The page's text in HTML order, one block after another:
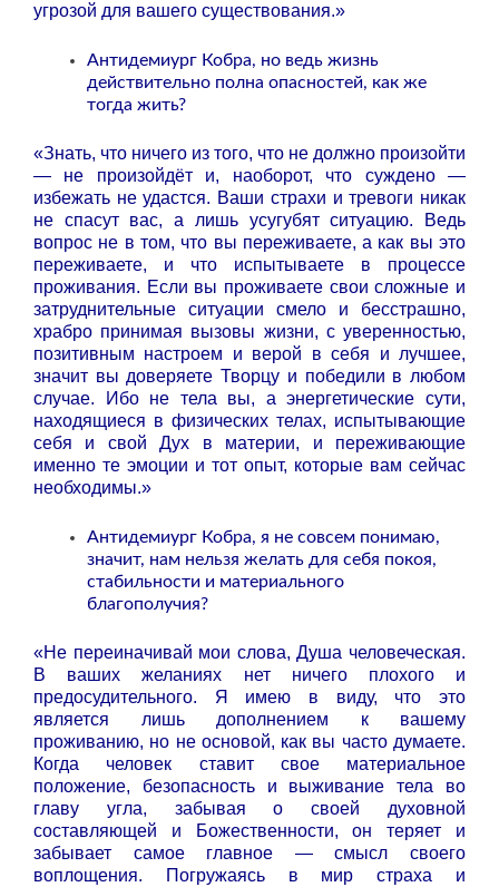
угрозой для вашего существования.»
Антидемиург Кобра, но ведь жизнь
действительно полна опасностей, как же
тогда жить?
«Знать, что ничего из того, что не должно произойти
— не произойдёт и, наоборот, что суждено —
избежать не удастся. Ваши страхи и тревоги никак
не спасут вас, а лишь усугубят ситуацию. Ведь
вопрос не в том, что вы переживаете, а как вы это
переживаете, и что испытываете в процессе
проживания. Если вы проживаете свои сложные и
затруднительные ситуации смело и бесстрашно,
храбро принимая вызовы жизни, с уверенностью,
позитивным настроем и верой в себя и лучшее,
значит вы доверяете Творцу и победили в любом
случае. Ибо не тела вы, а энергетические сути,
находящиеся в физических телах, испытывающие
себя и свой Дух в материи, и переживающие
именно те эмоции и тот опыт, которые вам сейчас
необходимы.»
Антидемиург Кобра, я не совсем понимаю,
значит, нам нельзя желать для себя покоя,
стабильности и материального
благополучия?
«Не переиначивай мои слова, Душа человеческая.
В ваших желаниях нет ничего плохого и
предосудительного. Я имею в виду, что это
является лишь дополнением к вашему
проживанию, но не основой, как вы часто думаете.
Когда человек ставит свое материальное
положение, безопасность и выживание тела во
главу угла, забывая о своей духовной
составляющей и Божественности, он теряет и
забывает самое главное — смысл своего
воплощения. Погружаясь в мир страха и